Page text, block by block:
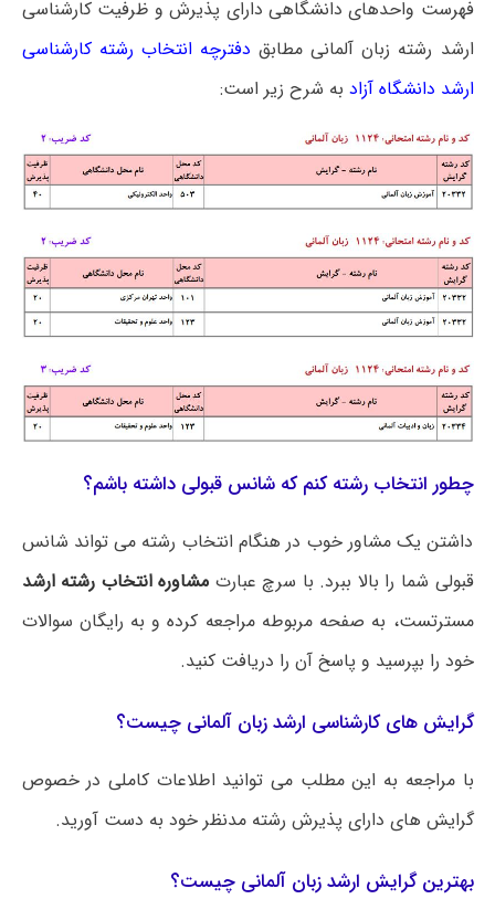
فهرست واحدهای دانشگاهی دارای پذیرش و ظرفیت کارشناسی
ارشد رشته زبان آلمانی مطابق دفترچه انتخاب رشته کارشناسی
ارشد دانشگاه آزاد به شرح زیر است:
چطور انتخاب رشته کنم که شانس قبولی داشته باشم؟
داشتن یک مشاور خوب در هنگام انتخاب رشته می تواند شانس
قبولی شما را بالا ببرد. با سرچ عبارت مشاوره انتخاب رشته ارشد
مسترتست، به صفحه مربوطه مراجعه کرده و به رایگان سوالات
خود را بپرسید و پاسخ آن را دریافت کنید.
گرایش های کارشناسی ارشد زبان آلمانی چیست؟
با مراجعه به این مطلب می‌ توانید اطلاعات کاملی در خصوص
گرایش های دارای پذیرش رشته مدنظر خود به دست آورید.
بهترین گرایش ارشد زبان آلمانی چیست؟